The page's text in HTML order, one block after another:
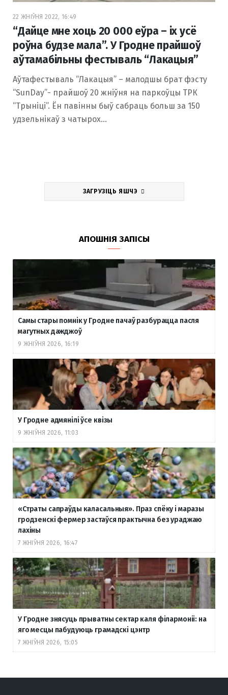
22 ЖНІЎНЯ 2022, 16:49
“Дайце мне хоць 20 000 еўра – іх усё
роўна будзе мала”. У Гродне прайшоў
аўтамабільны фестываль “Лакацыя”
Аўтафестываль “Лакацыя” – малодшы брат фэсту
“SunDay”- прайшоў 20 жніўня на паркоўцы ТРК
“Трыніці”. Ён павінны быў сабраць больш за 150
удзельнікаў з чатырох…
ЗАГРУЗІЦЬ ЯШЧЭ
АПОШНІЯ ЗАПІСЫ
Самы стары помнік у Гродне пачаў разбурацца пасля
магутных дажджоў
9 ЖНІЎНЯ 2026, 16:19
У Гродне адмянілі ўсе квізы
9 ЖНІЎНЯ 2026, 11:03
«Страты сапраўды каласальныя». Праз спёку і маразы
гродзенскі фермер застаўся практычна без ураджаю
лахіны
7 ЖНІЎНЯ 2026, 16:47
У Гродне знясуць прыватны сектар каля філармоніі: на
яго месцы пабудуюць грамадскі цэнтр
7 ЖНІЎНЯ 2026, 15:05